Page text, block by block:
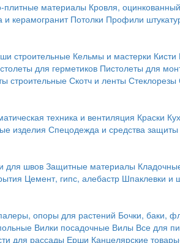
плитные материалы Кровля,
и керамогранит Потолки Профили
строительные Кельмы и мастерки Кисти
для герметиков Пистолеты для
строительныеСкотч и ленты Стеклорезы
техника и вентиляция Краски
изделия Спецодежда и средства защиты
для швов Защитные материалы
Цемент, гипс, алебастр Шпаклевки и
опоры для растений Бочки, баки,
Вилки посадочные Вилы Все для
для рассады Ерши Канцелярские